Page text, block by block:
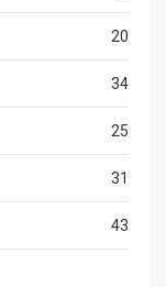
20
34
25
31
43